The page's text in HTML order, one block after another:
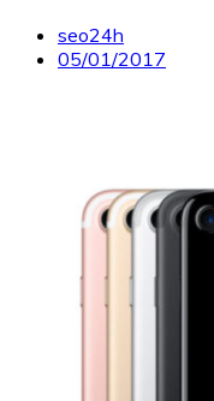
seo24h
05/01/2017